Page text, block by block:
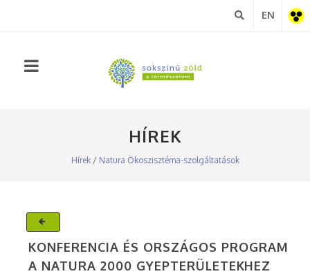
EN
HÍREK
Hírek/ Natura Ökoszisztéma-szolgáltatások
KONFERENCIA ÉS ORSZÁGOS PROGRAM
A NATURA 2000 GYEPTERÜLETEKHEZ